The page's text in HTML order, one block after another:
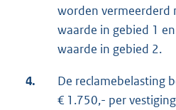
worden vermeerderd
waarde in gebied 1
waarde in gebied 2.
4.
De reclamebelasting
€ 1.750,- per